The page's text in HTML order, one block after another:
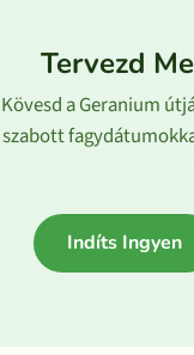
Tervezd
Kövesd a Geranium
szabott
Indíts Ingyen